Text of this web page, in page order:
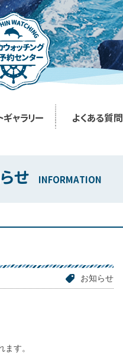
ギャラリー よくある質問
せ INFORMATION
お知らせ
す。